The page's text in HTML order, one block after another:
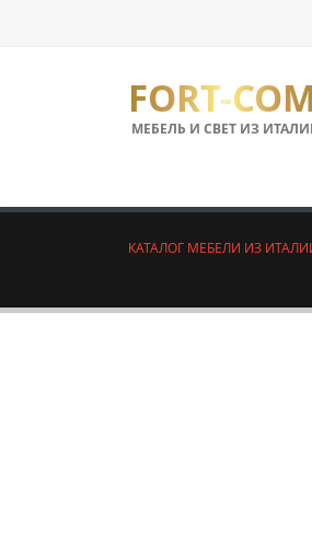
FORT-
МЕБЕЛЬ И СВЕТ ИЗ
КАТАЛОГ МЕБЕЛИ ИЗ